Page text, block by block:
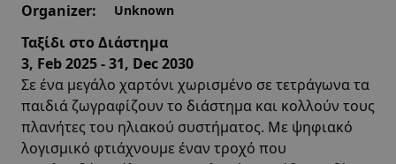
Organizer: Unknown
Ταξίδι στο Διάστημα
3, Feb 2025 - 31, Dec 2030
Σε ένα μεγάλο χαρτόνι χωρισμένο σε τετράγωνα τα
παιδιά ζωγραφίζουν το διάστημα και κολλούν τους
πλανήτες του ηλιακού συστήματος. Με ψηφιακό
λογισμικό φτιάχνουμε έναν τροχό που